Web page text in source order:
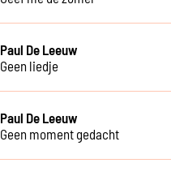
Paul De Leeuw
Geen liedje
Paul De Leeuw
Geen moment gedacht